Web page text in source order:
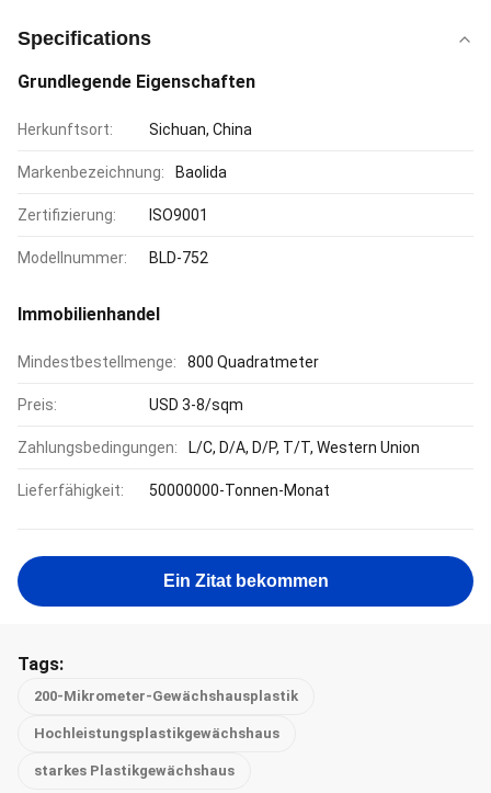
Specifications
Grundlegende Eigenschaften
Herkunftsort: Sichuan, China
Markenbezeichnung: Baolida
Zertifizierung: ISO9001
Modellnummer: BLD-752
Immobilienhandel
Mindestbestellmenge: 800 Quadratmeter
Preis: USD 3-8/sqm
Zahlungsbedingungen: L/C, D/A, D/P, T/T, Western Union
Lieferfähigkeit: 50000000-Tonnen-Monat
Ein Zitat bekommen
Tags:
200-Mikrometer-Gewächshausplastik
Hochleistungsplastikgewächshaus
starkes Plastikgewächshaus